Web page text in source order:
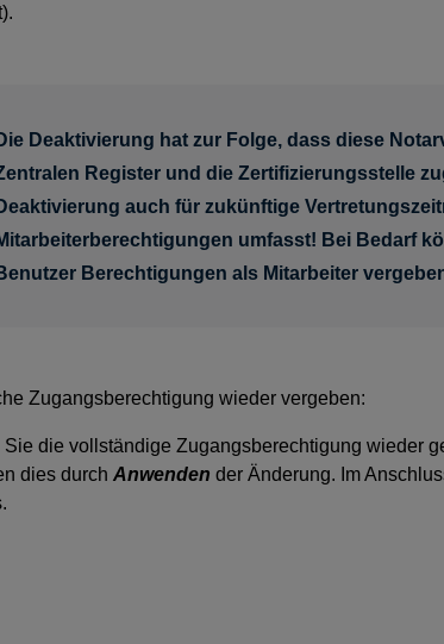
Deaktivierung hat zur Folge, dass diese
Register und die Zertifizierungsstelle
auch für zukünftige
umfasst! Bei Bedarf
Berechtigungen als Mitarbeiter
Zugangsberechtigung wieder vergeben:
Sie die vollständige Zugangsberechtigung wieder
dies durch Anwenden der Änderung. Im